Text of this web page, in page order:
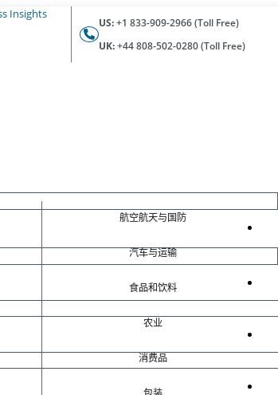
US:+1 833-909-2966 (Toll Free)
UK:+44 808-502-0280 (Toll Free)
航空航天与国防
汽车与运输
食品和饮料
农业
消费品